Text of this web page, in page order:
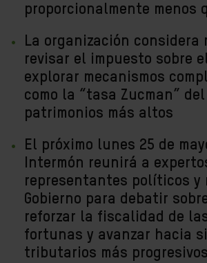
proporcionalmente menos
La organización considera
revisar el impuesto sobre
explorar mecanismos
como la “tasa Zucman”
patrimonios más altos
El próximo lunes 25 de
Intermón reunirá a
representantes políticos y
Gobierno para debatir
reforzar la fiscalidad de
fortunas y avanzar hacia
tributarios más